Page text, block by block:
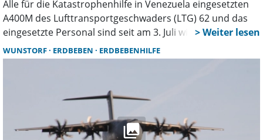
Alle für die Katastrophenhilfe in Venezuela eingesetzten
A400M des Lufttransportgeschwaders (LTG) 62 und das
eingesetzte Personal sind seit am 3. Juli wieder
wohlbehalten zurück. Damit sei die Katastrophenhilfe
nach acht Tagen vorläufig beendet.
WUNSTORF ERDBEBEN ERDBEBENHILFE